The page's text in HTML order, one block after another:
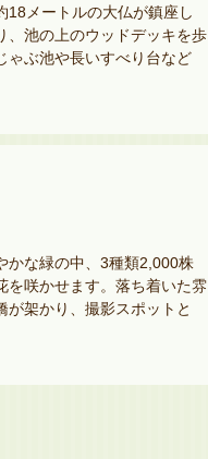
18メートルの大仏が鎮座し
、池の上のウッドデッキを歩
ゃぶ池や長いすべり台など
かな緑の中、3種類2,000株
を咲かせます。落ち着いた雰
が架かり、撮影スポットと